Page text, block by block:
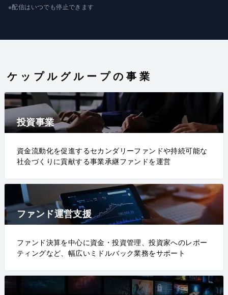
※配信はいつでも停止できます
ケップルグループの事業
投資事業
資金流動化を促進するセカンダリーファンドや持続可能な
社会づくりに貢献する事業承継ファンドを運営
ファンド運営支援
ファンド決算を中心に資金・投資管理、投資家へのレポー
ティングなど、幅広いミドルバック業務をサポート